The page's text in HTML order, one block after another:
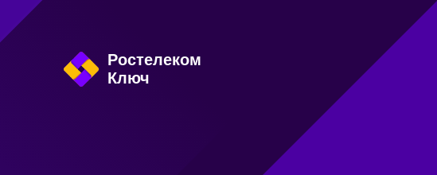
Ростелеком
Ключ